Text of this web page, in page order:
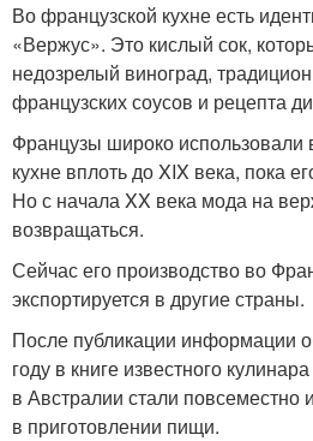
Во французской кухне есть
«Вержус». Это кислый сок,
недозрелый виноград,
французских соусов и рецепта
Французы широко использовали
кухне вплоть до XIX века, пока
Но с начала XX века мода на
возвращаться.
Сейчас его производство во
экспортируется в другие страны.
После публикации информации
году в книге известного
в Австралии стали повсеместно
в приготовлении пищи.